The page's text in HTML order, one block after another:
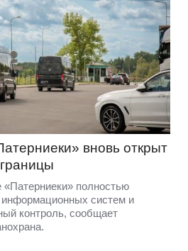
вновь открыт
«Патерниеки» полностью
информационных систем и
контроль, сообщает